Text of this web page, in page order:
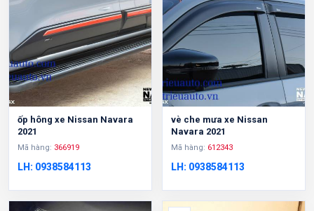
ốp hông xe Nissan Navara
2021
Mã hàng: 366919
LH: 0938584113
vè che mưa xe Nissan
Navara 2021
Mã hàng: 612343
LH: 0938584113